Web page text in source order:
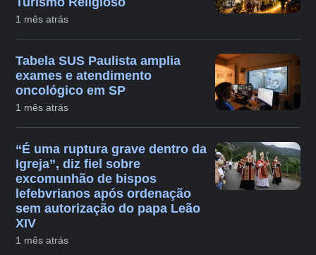
1 mês atrás
Tabela SUS Paulista amplia
exames e atendimento
oncológico em SP
1 mês atrás
“É uma ruptura grave dentro da
Igreja”, diz fiel sobre
excomunhão de bispos
lefebvrianos após ordenação
sem autorização do papa Leão
XIV
1 mês atrás